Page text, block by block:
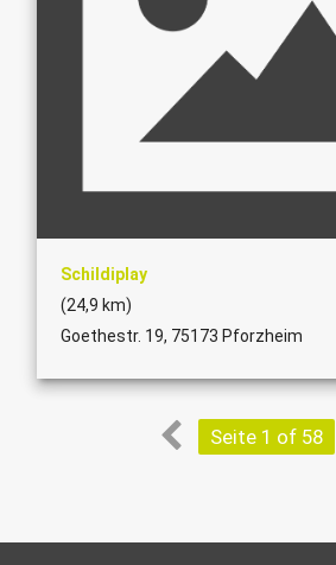
Schildiplay
(24,9 km)
Goethestr. 19, 75173 Pforzheim
Seite 1 of 58